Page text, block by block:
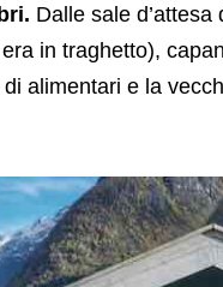
Dalle sale
in traghetto),
alimentari e la